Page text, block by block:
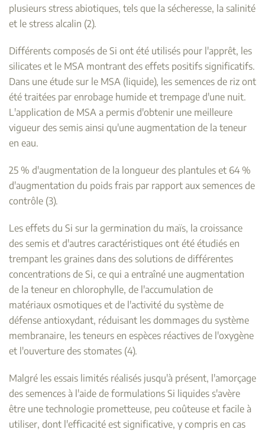
plusieurs stress abiotiques, tels que la sécheresse, la salinité
et le stress alcalin (2).
Différents composés de Si ont été utilisés pour l'apprêt, les
silicates et le MSA montrant des effets positifs significatifs.
Dans une étude sur le MSA (liquide), les semences de riz ont
été traitées par enrobage humide et trempage d'une nuit.
L'application de MSA a permis d'obtenir une meilleure
vigueur des semis ainsi qu'une augmentation de la teneur
en eau.
25 % d'augmentation de la longueur des plantules et 64 %
d'augmentation du poids frais par rapport aux semences de
contrôle (3).
Les effets du Si sur la germination du maïs, la croissance
des semis et d'autres caractéristiques ont été étudiés en
trempant les graines dans des solutions de différentes
concentrations de Si, ce qui a entraîné une augmentation
de la teneur en chlorophylle, de l'accumulation de
matériaux osmotiques et de l'activité du système de
défense antioxydant, réduisant les dommages du système
membranaire, les teneurs en espèces réactives de l'oxygène
et l'ouverture des stomates (4).
Malgré les essais limités réalisés jusqu'à présent, l'amorçage
des semences à l'aide de formulations Si liquides s'avère
être une technologie prometteuse, peu coûteuse et facile à
utiliser, dont l'efficacité est significative, y compris en cas